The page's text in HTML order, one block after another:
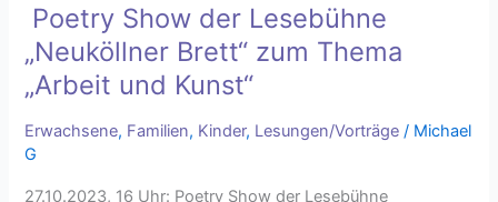
Poetry Show der Lesebühne
„Neuköllner Brett“ zum Thema
„Arbeit und Kunst“
Erwachsene, Familien, Kinder, Lesungen/Vorträge / Michael
G
27.10.2023, 16 Uhr: Poetry Show der Lesebühne